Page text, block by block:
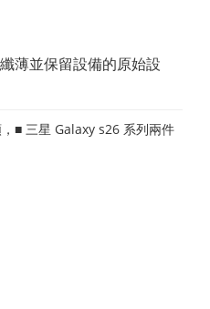
薄並保留設備的原始設
■ 三星 Galaxy s26 系列兩件